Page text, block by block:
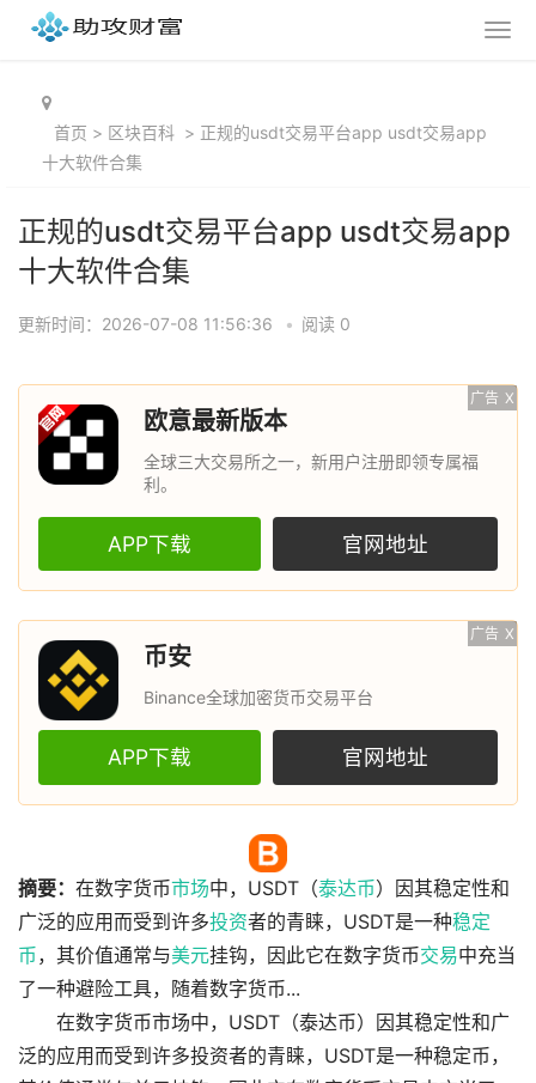
首页 > 区块百科 > 正规的usdt交易平台app usdt交易app
十大软件合集
正规的usdt交易平台app usdt交易app
十大软件合集
更新时间：2026-07-08 11:56:36 • 阅读 0
广告 X
欧意最新版本
全球三大交易所之一，新用户注册即领专属福
利。
APP下载 官网地址
广告 X
币安
Binance全球加密货币交易平台
APP下载 官网地址
摘要： 在数字货币市场中，USDT（泰达币）因其稳定性和
广泛的应用而受到许多投资者的青睐，USDT是一种稳定
币，其价值通常与美元挂钩，因此它在数字货币交易中充当
了一种避险工具，随着数字货币...
在数字货币市场中，USDT（泰达币）因其稳定性和广
泛的应用而受到许多投资者的青睐，USDT是一种稳定币，